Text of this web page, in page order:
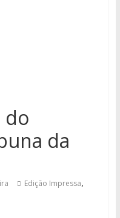
do
da
Edição Impressa,